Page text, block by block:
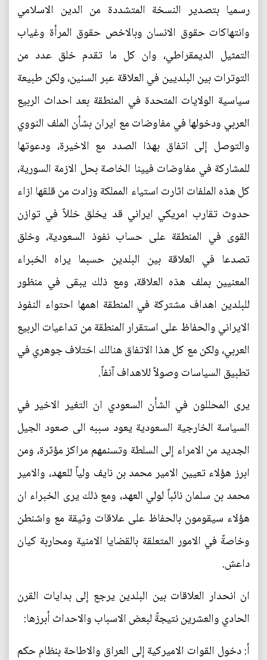
رسميا بتصدير النسخة المتشددة من الدين الاسلامي
وانتهاكات حقوق الانسان وبالاخص حقوق المرأة وغياب
التمثيل الديمقراطي، وان كل ما تقدم خلق عدد من
التوترات بين البلديين في العلاقة عبر السنين، ولكن طبيعة
سياسية الولايات المتحدة في المنطقة بعد احداث الربيع
العربي ودخولها في مفاوضات مع ايران بشأن الملف النووي
والتوصل إلى اتفاق بهذا الصدد مع الاخيرة، ودعوتها
للمشاركة في مفاوضات فيينا الخاصة بحل الازمة السورية،
كل هذه الملفات اثارت استياء المملكة وزادت من قلقها ازاء
حدوث تقارب امريكي ايراني قد يخلق خللاً في توازن
القوى في المنطقة على حساب نفوذ السعودية، وخلق
تصدعا في العلاقة بين البلدين حسبما يراه الخبراء
المعنيين بملف هذه العلاقة، ومع ذلك يبقى في منظور
للبلدين اهداف مشتركة في المنطقة اهمها احتواء النفوذ
الايراني والحفاظ على استقرار المنطقة من تداعيات الربيع
العربي، ولكن مع كل هذا الاتفاق هنالك اختلاف جوهري في
تطبيق السياسات وصولاً للاهداف آنفاً.
يرى المحللون في الشأن السعودي ان التغير الاخير في
السياسة الخارجية السعودية يعود سببه الى صعود الجيل
الجديد من الامراء إلى السلطة وتسنمهم مراكز مؤثرة، ومن
ابرز هؤلاء تعيين الامير محمد بن نايف ولياً للعهد، والامير
محمد بن سلمان نائباً لولي العهد، ومع ذلك يرى الخبراء ان
هؤلاء سيقومون بالحفاظ على علاقات وثيقة مع واشنطن
وخاصةً في الامور المتعلقة بالقضايا الامنية ومحاربة كيان
داعش.
ان انحدار العلاقات بين البلدين يرجع إلى بدايات القرن
الحادي والعشرين نتيجةً لبعض الاسباب والاحداث أبرزها:
أ: دخول القوات الاميركية إلى العراق والاطاحة بنظام حكم